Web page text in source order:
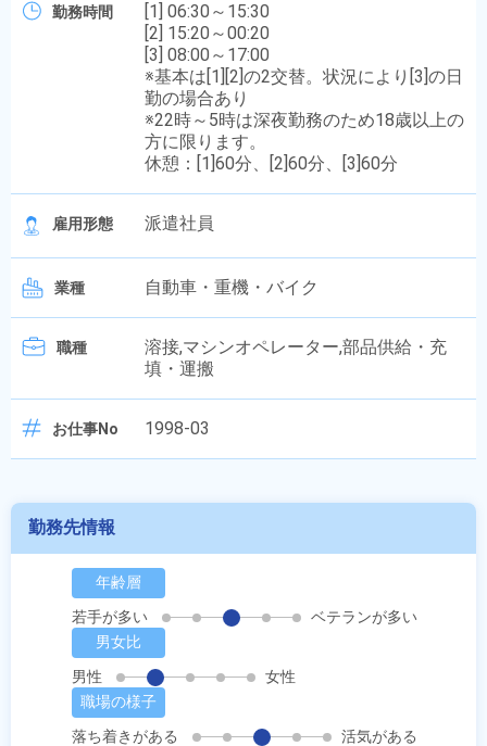
勤務時間
[1] 06:30～15:30
[2] 15:20～00:20
[3] 08:00～17:00
※基本は[1][2]の2交替。状況により[3]の日
勤の場合あり
※22時～5時は深夜勤務のため18歳以上の
方に限ります。
休憩：[1]60分、[2]60分、[3]60分
雇用形態 派遣社員
業種 自動車・重機・バイク
職種
溶接,マシンオペレーター,部品供給・充
填・運搬
お仕事No 1998-03
勤務先情報
年齢層
若手が多い
ベテランが多い
男女比
男性
女性
職場の様子
落ち着きがある
活気がある